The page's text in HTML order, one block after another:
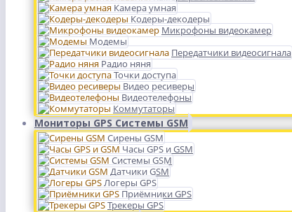
Камера умная
Кодеры-декодеры
Микрофоны видеокамер
Модемы
Передатчики видеосигнала
Радио няня
Точки доступа
Видео ресиверы
Видеотелефоны
Коммутаторы
Мониторы GPS Системы GSM
Сирены GSM
Часы GPS и GSM
Системы GSM
Датчики GSM
Логеры GPS
Приёмники GPS
Трекеры GPS